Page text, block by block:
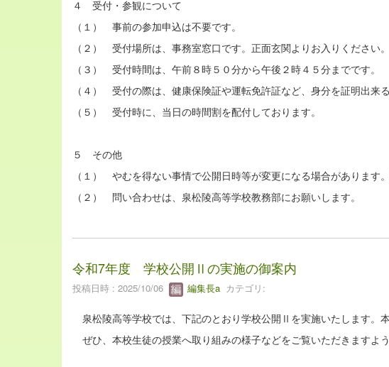
４ 受付・参観について
（１） 事前の参加申込は不要です。
（２） 受付場所は、事務室窓口です。正面玄関よりお入りください。
（３） 受付時間は、午前８時５０分から午後２時４５分までです。
（４） 受付の際は、健康保険証や運転免許証など、身分を証明出来
（５） 受付時に、当日の時間割を配付しております。
５ その他
（１） やむを得ない事情で公開日時等が変更になる場合がありま
（２） 問い合わせは、泉松陵高等学校教務部にお願いします。
令和7年度 学校公開Ⅱの実施の御案内
投稿日時 : 2025/10/06 編集長a カテゴリ:
泉松陵高等学校では、下記のとおり学校公開Ⅱを実施いたします。
ぜひ、本校生徒の授業へ取り組みの様子などをご覧いただきますよ